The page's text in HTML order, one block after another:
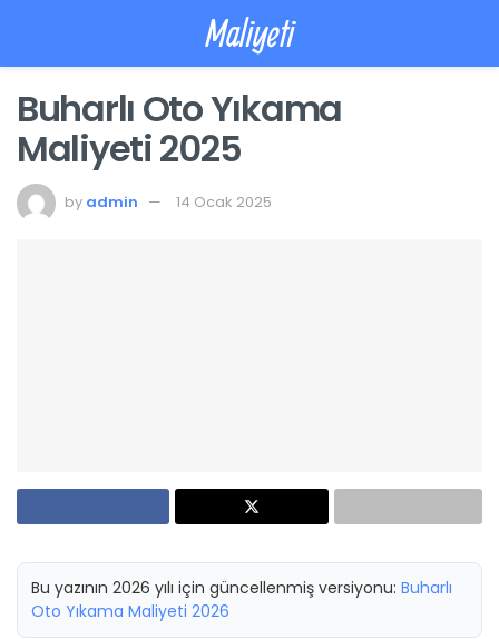
Maliyeti
Buharlı Oto Yıkama
Maliyeti 2025
by admin 14 Ocak 2025
Bu yazının 2026 yılı için güncellenmiş versiyonu: Buharlı
Oto Yıkama Maliyeti 2026